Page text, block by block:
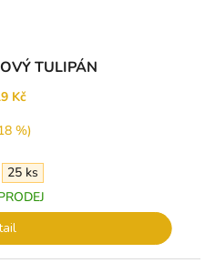
TULIPÁN
Kč
%)
25 ks